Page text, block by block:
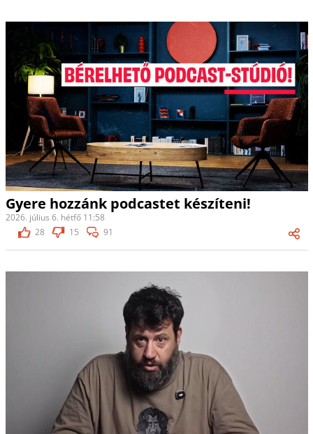
Gyere hozzánk podcastet készíteni!
2026. július 6. hétfő 11:58
28
15 91